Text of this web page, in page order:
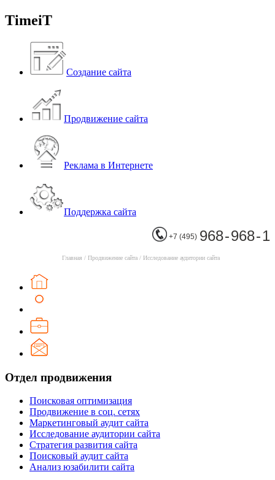
TimeiT
Создание сайта
Продвижение сайта
Реклама в Интернете
Поддержка сайта
+7 (495) 968 - 968 - 1
Главная / Продвижение сайта/ Исследование аудитории сайта
Отдел продвижения
Поисковая оптимизация
Продвижение в соц. сетях
Маркетинговый аудит сайта
Исследование аудитории сайта
Стратегия развития сайта
Поисковый аудит сайта
Анализ юзабилити сайта